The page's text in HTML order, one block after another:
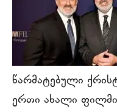
წარმატებული
ერთი ახალი